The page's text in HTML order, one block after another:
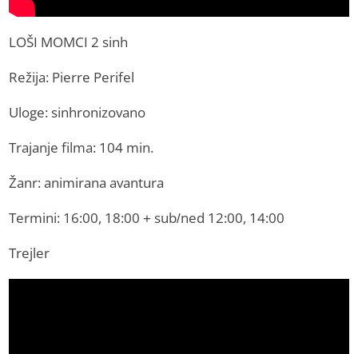
LOŠI MOMCI 2 sinh
Režija: Pierre Perifel
Uloge: sinhronizovano
Trajanje filma: 104 min.
Žanr: animirana avantura
Termini: 16:00, 18:00 + sub/ned 12:00, 14:00
Trejler